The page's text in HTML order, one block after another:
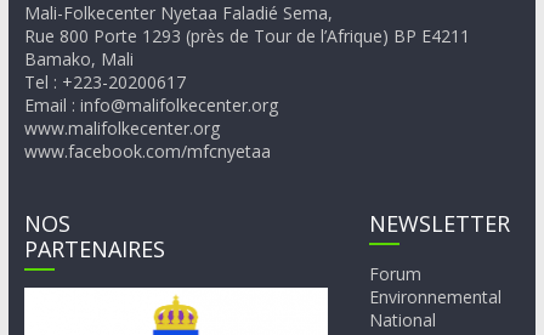
Mali-Folkecenter Nyetaa Faladié Sema,
Rue 800 Porte 1293 (près de Tour de l’Afrique) BP E4211
Bamako, Mali
Tel : +223-20200617
Email : info@malifolkecenter.org
www.malifolkecenter.org
www.facebook.com/mfcnyetaa
NOS
PARTENAIRES
NEWSLETTER
Forum
Environnemental
National